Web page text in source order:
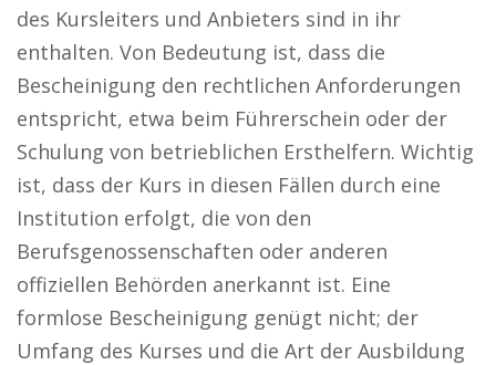
des Kursleiters und Anbieters sind in ihr
enthalten. Von Bedeutung ist, dass die
Bescheinigung den rechtlichen Anforderungen
entspricht, etwa beim Führerschein oder der
Schulung von betrieblichen Ersthelfern. Wichtig
ist, dass der Kurs in diesen Fällen durch eine
Institution erfolgt, die von den
Berufsgenossenschaften oder anderen
offiziellen Behörden anerkannt ist. Eine
formlose Bescheinigung genügt nicht; der
Umfang des Kurses und die Art der Ausbildung